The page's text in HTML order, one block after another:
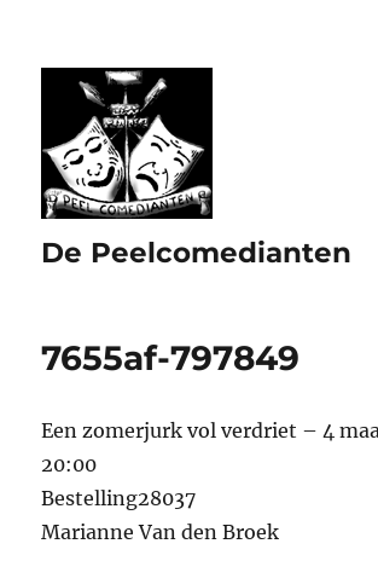
De Peelcomedianten
7655af-797849
Een zomerjurk vol verdriet – 4
20:00
Bestelling28037
Marianne Van den Broek